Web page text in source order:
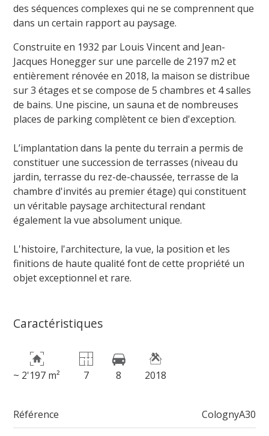
des séquences complexes qui ne se comprennent que
dans un certain rapport au paysage.
Construite en 1932 par Louis Vincent and Jean-
Jacques Honeggersur une parcelle de 2197 m2 et
entièrement rénovée en 2018, la maison se distribue
sur 3 étages et se compose de 5 chambres et 4 salles
de bains. Une piscine, un sauna et de nombreuses
places de parking complètent ce bien d'exception.
L’implantation dans la pente du terrain a permis de
constituer une succession de terrasses (niveau du
jardin, terrasse du rez-de-chaussée, terrasse de la
chambre d'invités au premier étage) qui constituent
un véritable paysage architectural rendant
également la vue absolument unique.
L'histoire, l'architecture, la vue, la position et les
finitions de haute qualité font de cette propriété un
objet exceptionnel et rare.
Caractéristiques
~ 2'197 m² 7 8 2018
Référence ColognyA30